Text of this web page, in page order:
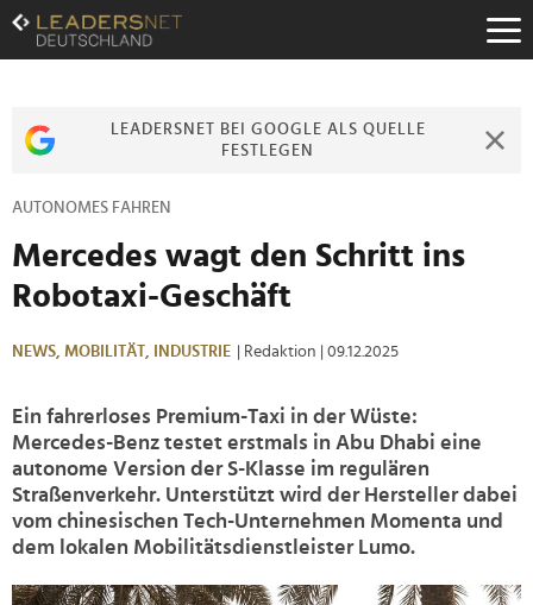
Zum
Inhalt
Zur
Zur
LEADERSNET BEI GOOGLE ALS QUELLE
FESTLEGEN
AUTONOMES FAHREN
Mercedes wagt den Schritt ins
Robotaxi-Geschäft
NEWS, MOBILITÄT, INDUSTRIE | Redaktion | 09.12.2025
Ein fahrerloses Premium-Taxi in der Wüste:
Mercedes-Benz testet erstmals in Abu Dhabi eine
autonome Version der S-Klasse im regulären
Straßenverkehr. Unterstützt wird der Hersteller dabei
vom chinesischen Tech-Unternehmen Momenta und
dem lokalen Mobilitätsdienstleister Lumo.
>